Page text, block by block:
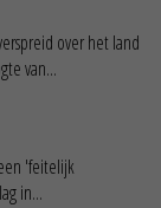
over het land
van...
'feitelijk
in...